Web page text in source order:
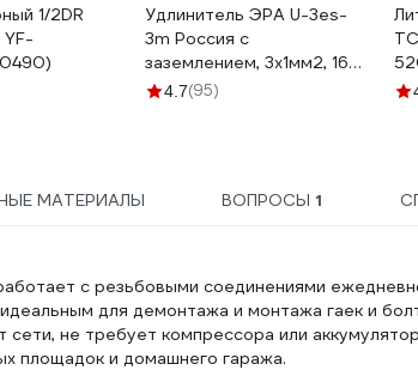
1/2DR
YF-
Удлинитель ЭРА U-3es-
3m Россия с
заземлением, 3x1мм2, 16A,
ПВС, с выкл, 3гн, 3м
4.7(95)
МАТЕРИАЛЫ ВОПРОСЫ 1
с резьбовыми соединениями
для демонтажа и монтажа гаек и
не требует компрессора или
площадок и домашнего гаража.